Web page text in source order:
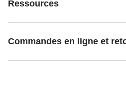
Ressources
Commandes en ligne et